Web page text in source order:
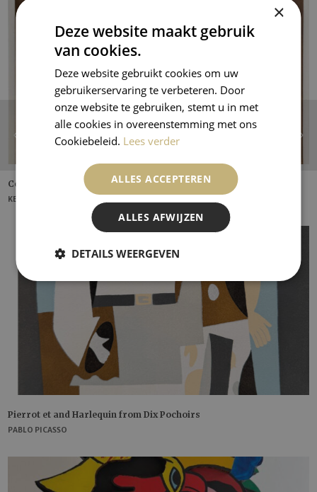
Corn Poppy
KEES VAN DONGEN
Pierrot et and Harlequin from Dix Pochoirs
PABLO PICASSO
×
Deze website maakt gebruik
van cookies.
Deze website gebruikt cookies om uw
gebruikerservaring te verbeteren. Door
onze website te gebruiken, stemt u in met
alle cookies in overeenstemming met ons
Cookiebeleid. Lees verder
ALLES ACCEPTEREN
ALLES AFWIJZEN
DETAILS WEERGEVEN